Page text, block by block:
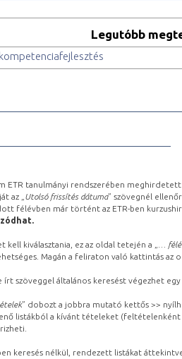
Legutóbb
ETR tanulmányi rendszerében
az „ Utolsó frissítés dátuma” szövegnél
félévben már történt az ETR-ben
kiválasztania, ez az oldal tetején a „
…
Magán a feliraton való kattintás az
írt szöveggel általános keresést végezhet
” dobozt a jobbra mutató kettős >>
listákból a kívánt tételeket (feltételenként
keresés nélkül, rendezett listákat